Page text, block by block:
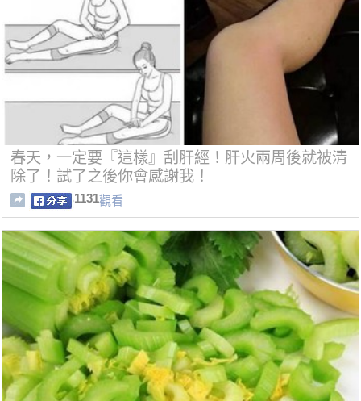
春天，一定要『這樣』刮肝經！肝火兩周後就被清
除了！試了之後你會感謝我！
1131觀看